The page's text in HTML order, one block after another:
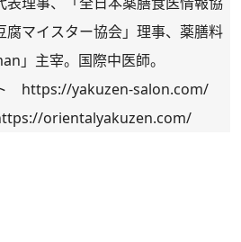
腐マイスター協会」理事、薬膳料
」主宰。国際中医師。
https://yakuzen-salon.com/
orientalyakuzen.com/